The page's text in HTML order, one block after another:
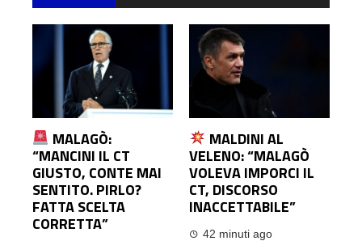
MALAGÒ:
“MANCINI IL CT
GIUSTO, CONTE MAI
SENTITO. PIRLO?
FATTA SCELTA
CORRETTA”
MALDINI AL
VELENO: “MALAGÒ
VOLEVA IMPORCI IL
CT, DISCORSO
INACCETTABILE”
42 minuti ago